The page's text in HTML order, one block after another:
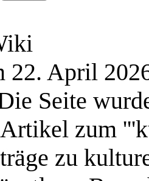
22. April
Seite
zum
zu